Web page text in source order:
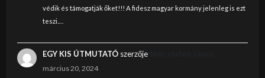
védik és támogatják őket!!! A fidesz magyar kormány jelenleg is ezt
teszi.…
EGY KIS ÚTMUTATÓszerzője
március 20, 2024